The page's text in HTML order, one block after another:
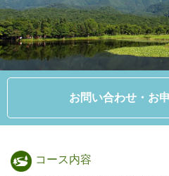
お問い合わせ・お
コース内容